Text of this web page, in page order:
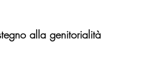
alla genitorialità